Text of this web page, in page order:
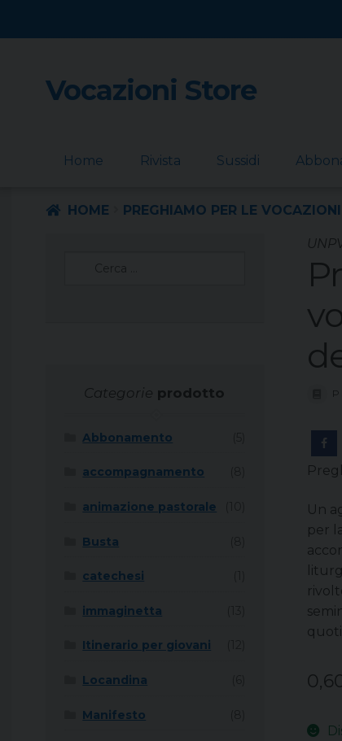
Skip
to
Skip
to
Vocazioni Store
Home Rivista Sussidi
HOME PREGHIAMO PER LE VOCAZIONI
Un
per
Categorie prodotto
Abbonamento
accompagnamento
animazione pastorale
Busta
catechesi
immaginetta
Itinerario per giovani
Locandina
Manifesto